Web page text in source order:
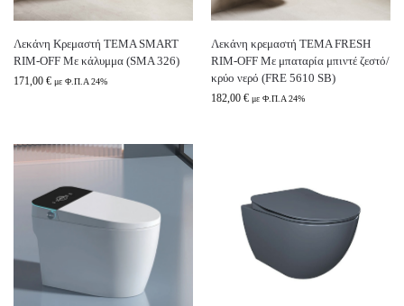
Λεκάνη Κρεμαστή TEMA SMART
RIM-OFF Με κάλυμμα (SMA 326)
171,00 € με Φ.Π.Α 24%
Λεκάνη κρεμαστή TEMA FRESH
RIM-OFF Με μπαταρία μπιντέ ζεστό/
κρύο νερό (FRE 5610 SB)
182,00 € με Φ.Π.Α 24%